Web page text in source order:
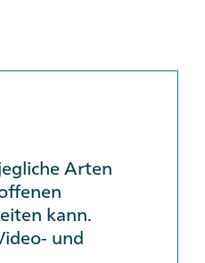
Arten
kann.
und